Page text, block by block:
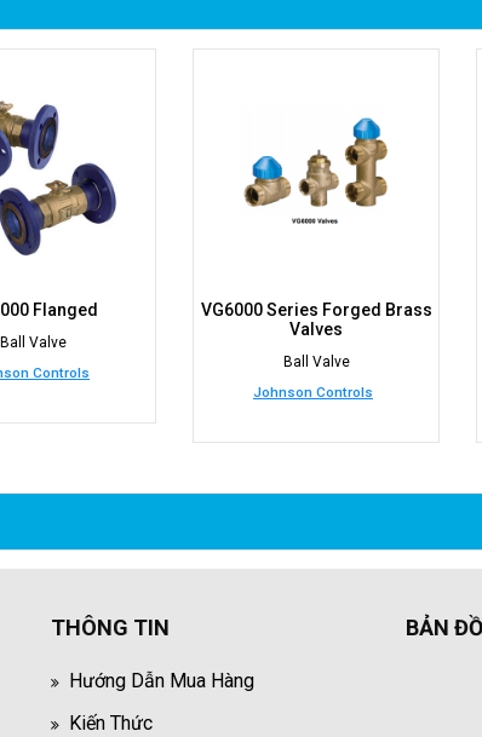
Flanged
Ball Valve
Controls
VG6000 Series Forged Brass
Valves
Ball Valve
Johnson Controls
THÔNG TIN
Hướng Dẫn Mua Hàng
Kiến Thức
BẢN ĐỒ